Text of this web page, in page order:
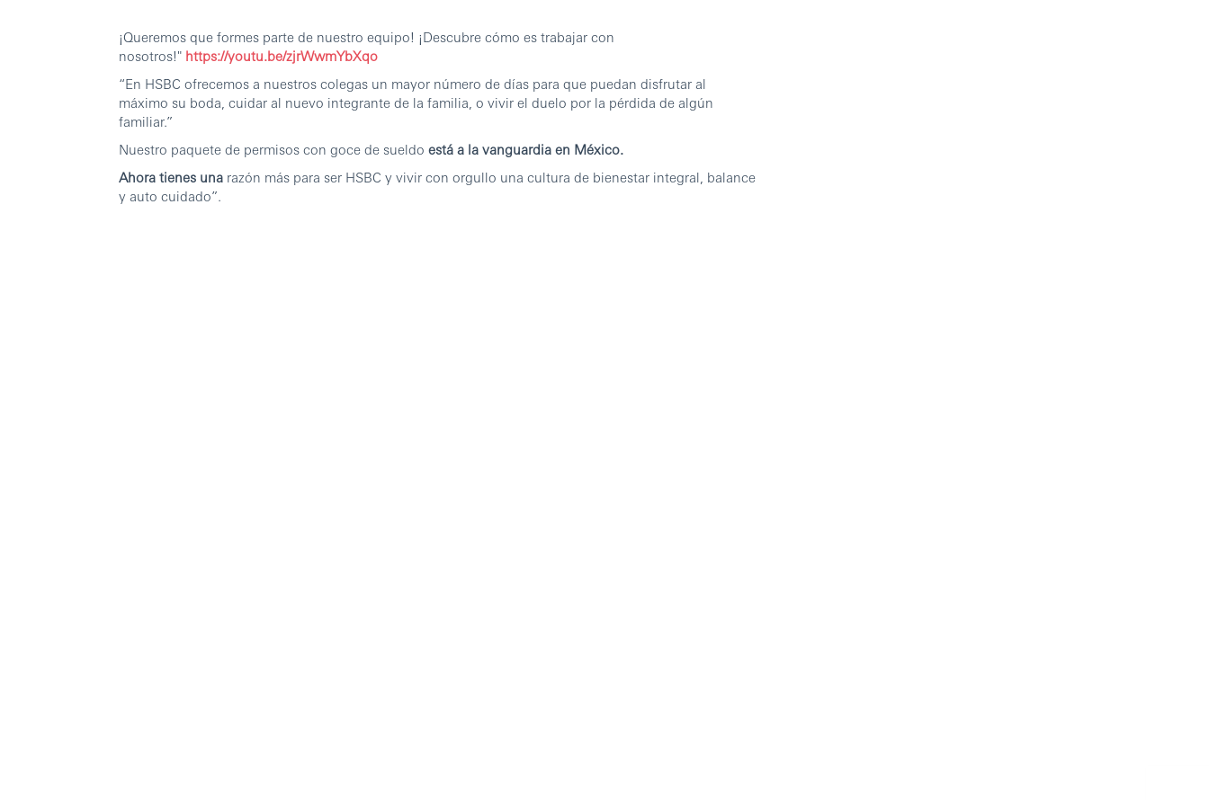
¡Queremos que formes parte de nuestro equipo! ¡Descubre cómo es trabajar con
nosotros!" https://youtu.be/zjrWwmYbXqo
“En HSBC ofrecemos a nuestros colegas un mayor número de días para que puedan disfrutar al
máximo su boda, cuidar al nuevo integrante de la familia, o vivir el duelo por la pérdida de algún
familiar.”
Nuestro paquete de permisos con goce de sueldo está a la vanguardia en México.
Ahora tienes una razón más para ser HSBC y vivir con orgullo una cultura de bienestar integral, balance
y auto cuidado”.